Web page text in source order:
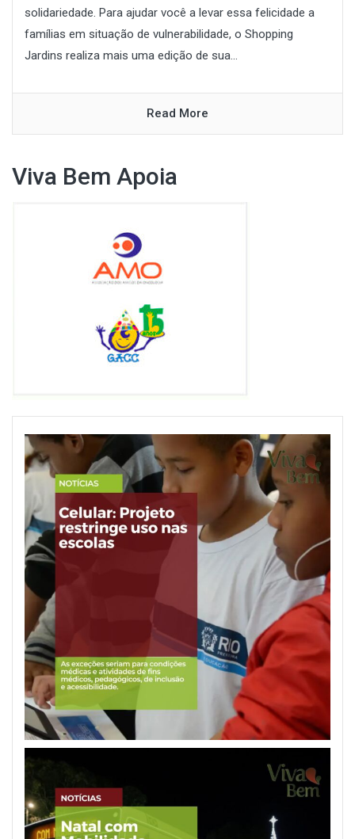
solidariedade. Para ajudar você a levar essa felicidade a
famílias em situação de vulnerabilidade, o Shopping
Jardins realiza mais uma edição de sua...
Read More
Viva Bem Apoia